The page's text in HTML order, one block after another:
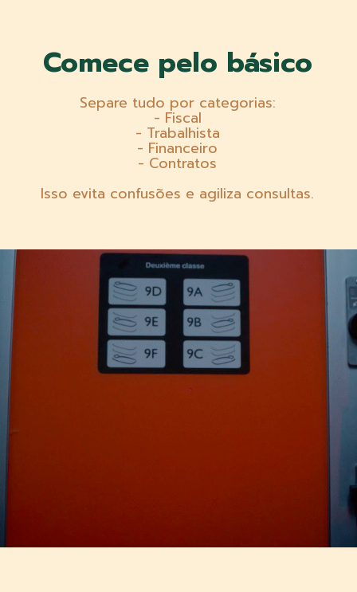
Comece pelo básico
Separe tudo por categorias:
- Fiscal
- Trabalhista
- Financeiro
- Contratos
Isso evita confusões e agiliza consultas.